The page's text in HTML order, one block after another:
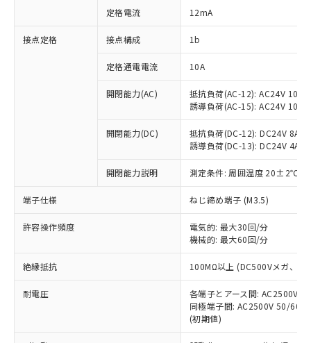
定格電流 12mA
接点定格 接点構成 1b
定格通電電流 10A
開閉能力(AC)
抵抗負荷(AC-12): AC24V 10A/
誘導負荷(AC-15): AC24V
開閉能力(DC)
抵抗負荷(DC-12): DC24V 8A/
誘導負荷(DC-13): DC24V 4A/
開閉能力説明 測定条件: 周囲温度 20±2℃、
端子仕様 ねじ締め端子 (M3.5)
許容操作頻度
電気的: 最大30回/分
機械的: 最大60回/分
絶縁抵抗 100MΩ以上 (DC500Vメガ、点
耐電圧
各端子とアース間: AC2500V
同極端子間: AC2500V 50/
(初期値)
ご利用条件
以下の条件をお読みいただき、同意のうえ
ご利用ください。
本サービスは、当社制御機器事業取扱
商品の当社在庫状況および標準価格
(税抜)を提供させていただくもので
当社制御機器事業取扱商品の中には、
本サービスの対象外となる商品もある
ことをご了承ください。
在庫状況および標準価格照会結果は、
記載している更新日時点での社内デー
タに基づき作成されるものであり、閲
覧された時点での実際の在庫および標
準価格とは異なる場合があることをご
対応済み：EU RoHS指令（10物質）の
非含有に対応した製品が提供可能な商品で
対応予定：EU RoHS指令（10物質）の非含
有に対応した製品に切り替える予定のある
対応予定なし：EU RoHS指令（10物質）の
非含有に非対応の商品で、対応品を出す予
定はありません。
調査・確認中：EU RoHS指令（10物質）の
非含有の対応状況を調査中または確認中の
非該当品：ライセンス料など無形物で、有
害物質有無と関係のない商品です。
仕入先様の事情により、非含有部品として
いたものが、含有品と判明した場合などや
むを得ず変更することがあります。
鉛(Pb) 1000ppm以下、 水銀(Hg) 1000ppm以下、 カド
六価クロム(Cr(Ⅵ)) 1000ppm以下、ポリ臭化ビフェニル
類(PBB) 1000ppm以下、ポリ臭化ジフェニルエーテル類
(PBDE) 1000ppm以下、フタル酸ビス(2-エチルヘキシ
※1 中国RoHS○×表
「○」：最大均質材料含有率が中国RoHSの
基準値以下であることを示します。
「×」：最大均質材料含有率が中国RoHSの
基準値を超えていることを示します。
「－」：未確認です。当社販売部門へお問
い合わせください。
*中国RoHS10物質の基準値 (GB/T26572)：
Pb(鉛) :1000ppm、 Hg(水銀) : 1000ppm、 Cd(カドミウ
Cr(Ⅵ)(六価クロム) : 1000ppm、 PBBs(ポリ臭化ビフェ
当社は、これら貴社製品のうち、外国
為替および外国貿易法に定める商品
（以下｢規制貨物等」という）を輸出
国政府の輸出許可(または役務取引許
可)を取得するなどの必要な手続きを